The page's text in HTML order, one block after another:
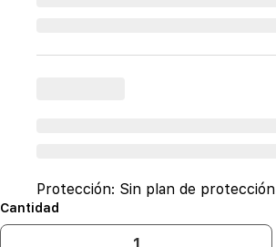
Protección: Sin plan de protección
Cantidad